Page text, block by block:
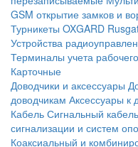
GSM открытие замков и
Турникеты OXGARD
Устройства
Терминалы учета
Карточные
Доводчики и аксессуары
доводчикам Аксессуары к
Кабель Сигнальный кабель
сигнализации и систем
Коаксиальный и